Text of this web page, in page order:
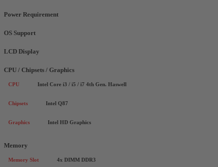
Power Requirement
OS Support
LCD Display
CPU / Chipsets / Graphics
CPU Intel Core i3 / i5 / i7 4th Gen. Haswell
Chipsets Intel Q87
Graphics Intel HD Graphics
Memory
Memory Slot 4x DIMM DDR3